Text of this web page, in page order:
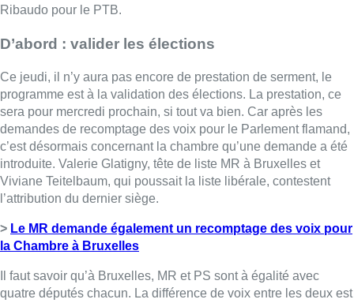
Ribaudo pour le PTB.
D’abord : valider les élections
Ce jeudi, il n’y aura pas encore de prestation de serment, le
programme est à la validation des élections. La prestation, ce
sera pour mercredi prochain, si tout va bien. Car après les
demandes de recomptage des voix pour le Parlement flamand,
c’est désormais concernant la chambre qu’une demande a été
introduite. Valerie Glatigny, tête de liste MR à Bruxelles et
Viviane Teitelbaum, qui poussait la liste libérale, contestent
l’attribution du dernier siège.
> Le MR demande également un recomptage des voix pour
la Chambre à Bruxelles
Il faut savoir qu’à Bruxelles, MR et PS sont à égalité avec
quatre députés chacun. La différence de voix entre les deux est